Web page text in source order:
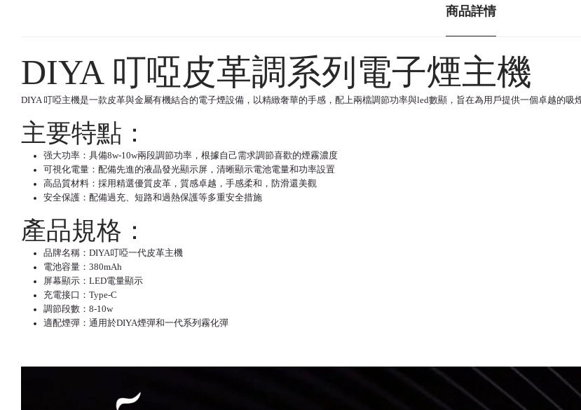
商品詳情
DIYA 叮啞皮革調系列電子煙主機
DIYA 叮啞主機是一款皮革與金屬有機結合的電子煙設備，以精緻奢華的手感，配上兩檔調節功率與led數顯，旨在為用戶提供一個卓越的吸
主要特點：
强大功率：具備8w-10w兩段調節功率，根據自己需求調節喜歡的煙霧濃度
可視化電量：配備先進的液晶發光顯示屏，清晰顯示電池電量和功率設置
高品質材料：採用精選優質皮革，質感卓越，手感柔和，防滑還美觀
安全保護：配備過充、短路和過熱保護等多重安全措施
產品規格：
品牌名稱：DIYA叮啞一代皮革主機
電池容量：380mAh
屏幕顯示：LED電量顯示
充電接口：Type-C
調節段數：8-10w
適配煙彈：通用於DIYA煙彈和一代系列霧化彈